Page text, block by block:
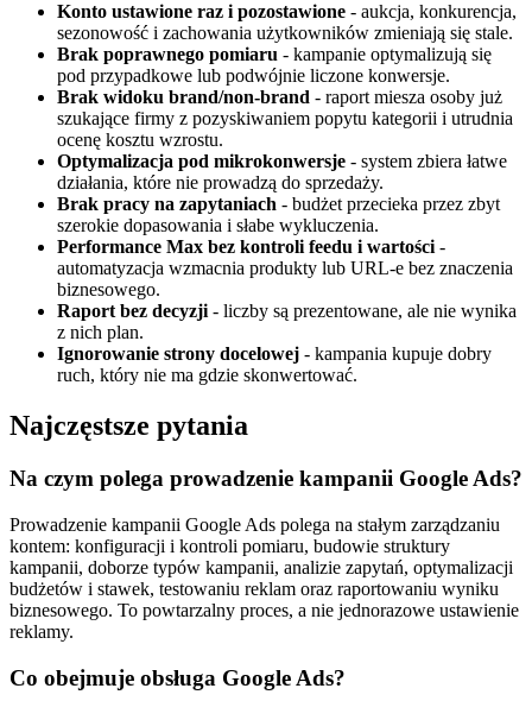
Konto ustawione raz i pozostawione - aukcja, konkurencja,
sezonowość i zachowania użytkowników zmieniają się stale.
Brak poprawnego pomiaru - kampanie optymalizują się
pod przypadkowe lub podwójnie liczone konwersje.
Brak widoku brand/non-brand - raport miesza osoby już
szukające firmy z pozyskiwaniem popytu kategorii i utrudnia
ocenę kosztu wzrostu.
Optymalizacja pod mikrokonwersje - system zbiera łatwe
działania, które nie prowadzą do sprzedaży.
Brak pracy na zapytaniach - budżet przecieka przez zbyt
szerokie dopasowania i słabe wykluczenia.
Performance Max bez kontroli feedu i wartości-
automatyzacja wzmacnia produkty lub URL-e bez znaczenia
biznesowego.
Raport bez decyzji- liczby są prezentowane, ale nie wynika
z nich plan.
Ignorowanie strony docelowej - kampania kupuje dobry
ruch, który nie ma gdzie skonwertować.
Najczęstsze pytania
Na czym polega prowadzenie kampanii Google Ads?
Prowadzenie kampanii Google Ads polega na stałym zarządzaniu
kontem: konfiguracji i kontroli pomiaru, budowie struktury
kampanii, doborze typów kampanii, analizie zapytań, optymalizacji
budżetów i stawek, testowaniu reklam oraz raportowaniu wyniku
biznesowego. To powtarzalny proces, a nie jednorazowe ustawienie
reklamy.
Co obejmuje obsługa Google Ads?